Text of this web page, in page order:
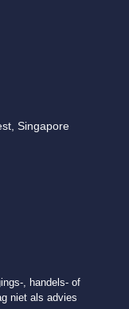
Singapore
, handels- of
niet als advies